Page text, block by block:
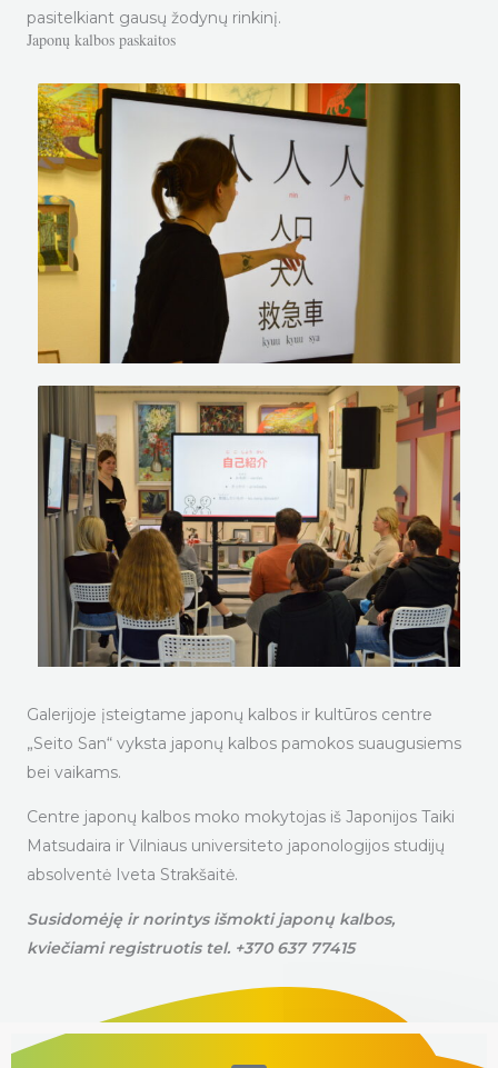
pasitelkiant gausų žodynų rinkinį.
Japonų kalbos paskaitos
Galerijoje įsteigtame japonų kalbos ir kultūros centre
„Seito San“ vyksta japonų kalbos pamokos suaugusiems
bei vaikams.
Centre japonų kalbos moko mokytojas iš Japonijos Taiki
Matsudaira ir Vilniaus universiteto japonologijos studijų
absolventė Iveta Strakšaitė.
Susidomėję ir norintys išmokti japonų kalbos,
kviečiami registruotis tel. +370 637 77415